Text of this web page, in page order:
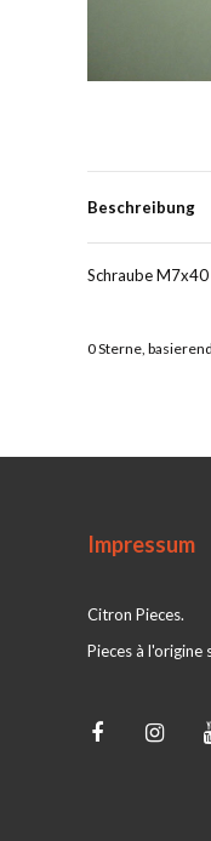
Beschreibung
Schraube M7x40
0Sterne,
Impressum
Citron Pieces.
Pieces à l'origine